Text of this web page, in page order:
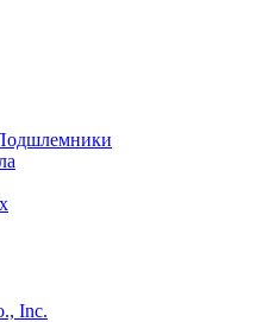
Inc.